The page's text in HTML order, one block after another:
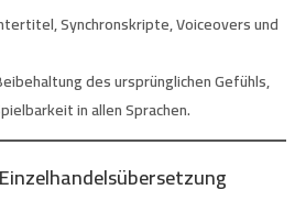
Synchronskripte, Voiceovers und
des ursprünglichen Gefühls,
in allen Sprachen.